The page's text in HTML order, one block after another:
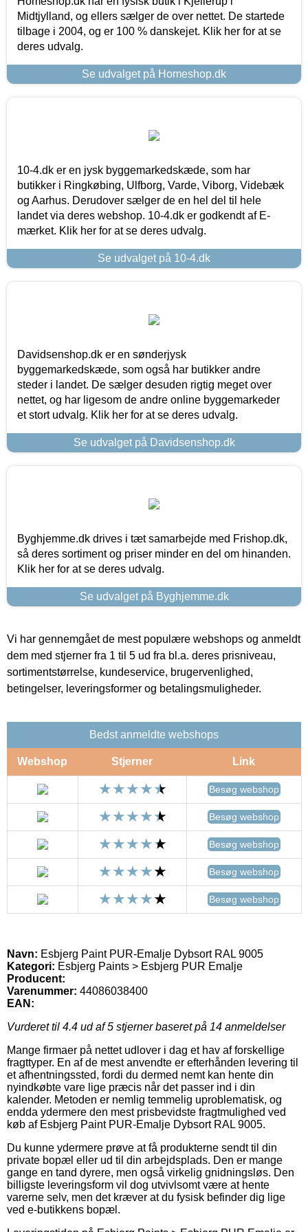
Midtjylland, og ellers sælger de over nettet. De startede
tilbage i 2004, og er 100 % danskejet. Klik her for at se
deres udvalg.
Se udvalget på Homeshop.dk
10-4.dk er en jysk byggemarkedskæde, som har
butikker i Ringkøbing, Ulfborg, Varde, Viborg, Videbæk
og Aarhus. Derudover sælger de en hel del til hele
landet via deres webshop. 10-4.dk er godkendt af E-
mærket. Klik her for at se deres udvalg.
Se udvalget på 10-4.dk
Davidsenshop.dk er en sønderjysk
byggemarkedskæde, som også har butikker andre
steder i landet. De sælger desuden rigtig meget over
nettet, og har ligesom de andre online byggemarkeder
et stort udvalg. Klik her for at se deres udvalg.
Se udvalget på Davidsenshop.dk
Byghjemme.dk drives i tæt samarbejde med Frishop.dk,
så deres sortiment og priser minder en del om hinanden.
Klik her for at se deres udvalg.
Se udvalget på Byghjemme.dk
Vi har gennemgået de mest populære webshops og anmeldt
dem med stjerner fra 1 til 5 ud fra bl.a. deres prisniveau,
sortimentstørrelse, kundeservice, brugervenlighed,
betingelser, leveringsformer og betalingsmuligheder.
Bedst anmeldte webshops
Webshop Stjerner Link
Besøg webshop
Besøg webshop
Besøg webshop
Besøg webshop
Besøg webshop
Navn: Esbjerg Paint PUR-Emalje Dybsort RAL 9005
Kategori: Esbjerg Paints > Esbjerg PUR Emalje
Producent:
Varenummer: 44086038400
EAN:
Vurderet til 4.4 ud af 5 stjerner baseret på 14 anmeldelser
Mange firmaer på nettet udlover i dag et hav af forskellige
fragttyper. En af de mest anvendte er efterhånden levering til
et afhentningssted, fordi du dermed nemt kan hente din
nyindkøbte vare lige præcis når det passer ind i din
kalender. Metoden er nemlig temmelig uproblematisk, og
endda ydermere den mest prisbevidste fragtmulighed ved
køb af Esbjerg Paint PUR-Emalje Dybsort RAL 9005.
Du kunne ydermere prøve at få produkterne sendt til din
private bopæl eller ud til din arbejdsplads. Den er mange
gange en tand dyrere, men også virkelig gnidningsløs. Den
billigste leveringsform vil dog utvivlsomt være at hente
varerne selv, men det kræver at du fysisk befinder dig lige
ved e-butikkens bopæl.